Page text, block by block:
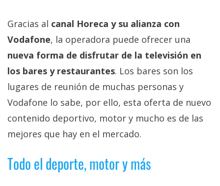
opciones
de
privacidad
Aviso
Legal
El medio de
digital donde
noticias sobre
tecnología,
Gracias al canal Horeca y su alianza con
Vodafone, la operadora puede ofrecer una
nueva forma de disfrutar de la televisión en
los bares y restaurantes. Los bares son los
lugares de reunión de muchas personas y
Vodafone lo sabe, por ello, esta oferta de nuevo
contenido deportivo, motor y mucho es de las
mejores que hay en el mercado.
Todo el deporte, motor y más